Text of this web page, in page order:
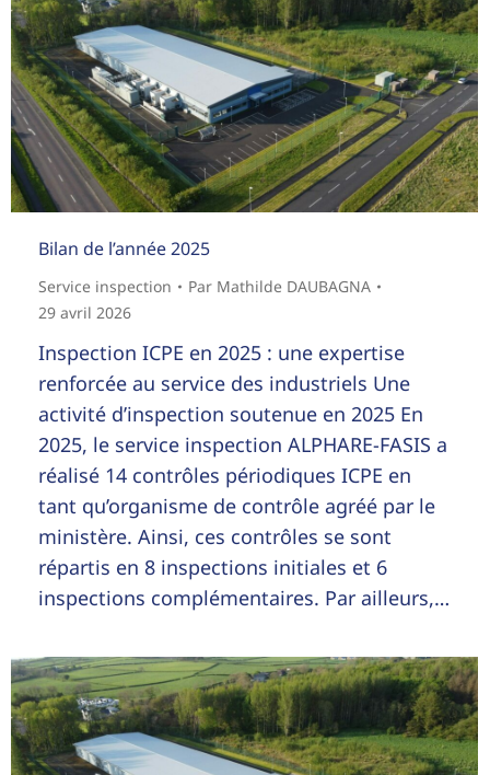
Bilan de l’année 2025
Service inspection Par Mathilde DAUBAGNA
29 avril 2026
Inspection ICPE en 2025 : une expertise
renforcée au service des industriels Une
activité d’inspection soutenue en 2025 En
2025, le service inspection ALPHARE-FASIS a
réalisé 14 contrôles périodiques ICPE en
tant qu’organisme de contrôle agréé par le
ministère. Ainsi, ces contrôles se sont
répartis en 8 inspections initiales et 6
inspections complémentaires. Par ailleurs,…